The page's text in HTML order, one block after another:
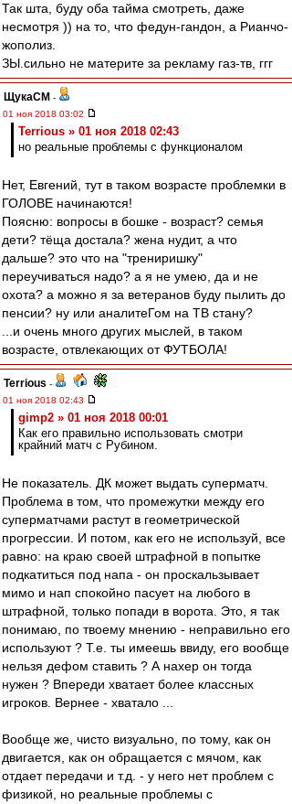
Так шта, буду оба тайма смотреть, даже
несмотря )) на то, что федун-гандон, а Рианчо-
жополиз.
ЗЫ.сильно не материте за рекламу газ-тв, ггг
ЩукаСМ -
01 ноя 2018 03:02
Terrious » 01 ноя 2018 02:43
но реальные проблемы с функционалом
Нет, Евгений, тут в таком возрасте проблемки в
ГОЛОВЕ начинаются!
Поясню: вопросы в бошке - возраст? семья
дети? тёща достала? жена нудит, а что
дальше? это что на "трениришку"
переучиваться надо? а я не умею, да и не
охота? а можно я за ветеранов буду пылить до
пенсии? ну или аналитеГом на ТВ стану?
...и очень много других мыслей, в таком
возрасте, отвлекающих от ФУТБОЛА!
Terrious -
01 ноя 2018 02:43
gimp2 » 01 ноя 2018 00:01
Как его правильно использовать смотри
крайний матч с Рубином.
Не показатель. ДК может выдать суперматч.
Проблема в том, что промежутки между его
суперматчами растут в геометрической
прогрессии. И потом, как его не используй, все
равно: на краю своей штрафной в попытке
подкатиться под напа - он проскальзывает
мимо и нап спокойно пасует на любого в
штрафной, только попади в ворота. Это, я так
понимаю, по твоему мнению - неправильно его
используют ? Т.е. ты имеешь ввиду, его вообще
нельзя дефом ставить ? А нахер он тогда
нужен ? Впереди хватает более классных
игроков. Вернее - хватало ...
Вообще же, чисто визуально, по тому, как он
двигается, как он обращается с мячом, как
отдает передачи и т.д. - у него нет проблем с
физикой, но реальные проблемы с